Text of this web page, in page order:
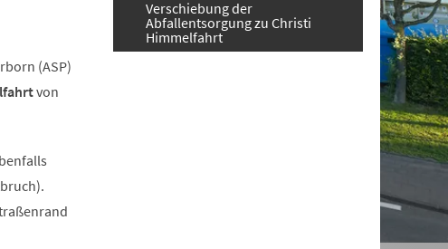
(ASP)
von
Verschiebung der
Abfallentsorgung zu Christi
Himmelfahrt